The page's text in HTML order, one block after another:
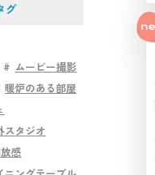
グ
ムービー撮影
暖炉のある部屋
スタジオ
感